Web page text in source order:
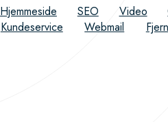
Hjemmeside
SEO Video
Kundeservice
Webmail